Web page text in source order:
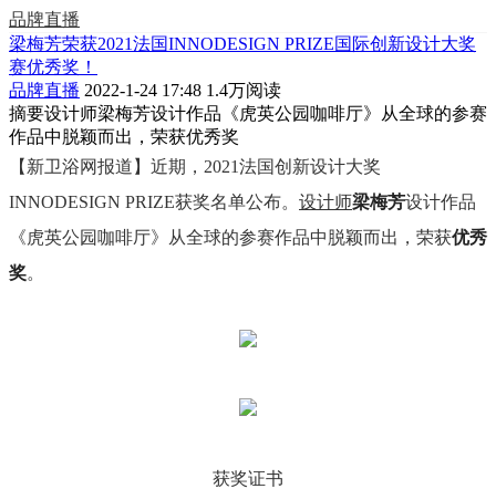
品牌直播
梁梅芳荣获2021法国INNODESIGN PRIZE国际创新设计大奖
赛优秀奖！
品牌直播 2022-1-24 17:48 1.4万阅读
摘要设计师梁梅芳设计作品《虎英公园咖啡厅》从全球的参赛
作品中脱颖而出，荣获优秀奖
【新卫浴网报道】近期，2021法国创新设计大奖
INNODESIGN PRIZE获奖名单公布。 设计师梁梅芳设计作品
《虎英公园咖啡厅》从全球的参赛作品中脱颖而出，荣获优秀
奖。
获奖证书